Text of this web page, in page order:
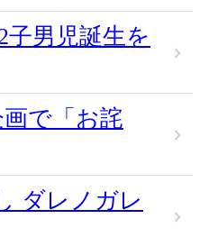
男児誕生を
で「お詫
ダレノガレ